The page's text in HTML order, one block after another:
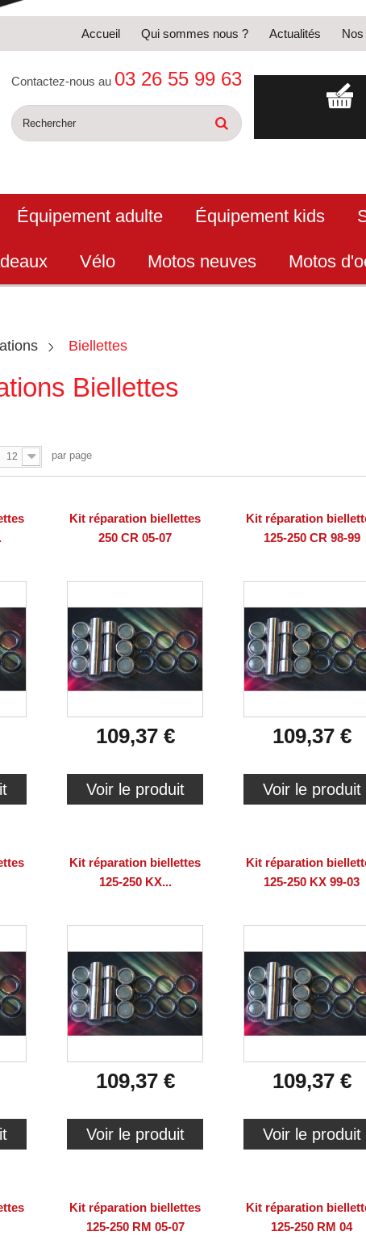
Accueil Qui sommes nous ? Actualités
Contactez-nous au 03 26 55 99 63
Équipement adulte Équipement kids
Vélo Motos neuves Motos
Biellettes
Biellettes
12 par page
Kit réparation biellettes
250 CR 05-07
109,37 €
Voir le produit
Kit réparation
125-250 CR 98-99
109,37 €
Voir le produit
Kit réparation biellettes
125-250 KX...
109,37 €
Voir le produit
Kit réparation
125-250 KX 99-03
109,37 €
Voir le produit
Kit réparation biellettes
125-250 RM 05-07
Kit réparation
125-250 RM 04